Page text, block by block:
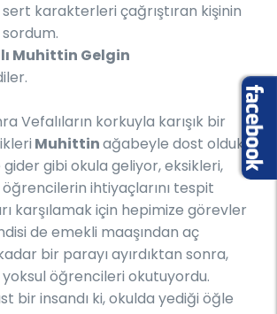
sert karakterleri çağrıştıran kişinin
Muhittin Gelgin
Vefalıların korkuyla karışık bir
Muhittinağabeyle dost olduk.
gibi okula geliyor, eksikleri,
ihtiyaçlarını tespit
karşılamak için hepimize görevler
de emekli maaşından aç
bir parayı ayırdıktan sonra,
yoksul öğrencileri okutuyordu.
bir insandı ki, okulda yediği öğle